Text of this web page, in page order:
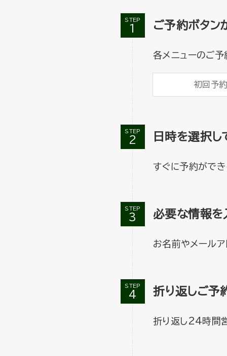
STEP ご予約ボタン
各メニューのご予
初回予
STEP 日時を選択し
すぐに予約がで
STEP 必要な情報を
お名前やメールア
STEP 折り返しご予
折り返し24時間